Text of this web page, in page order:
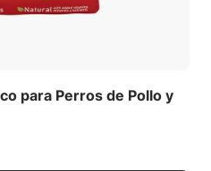
para Perros de Pollo y